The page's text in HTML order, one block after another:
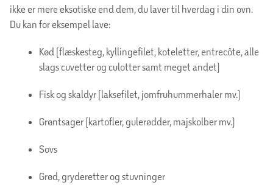
ikke er mere eksotiske end dem, du laver til hverdag i din ovn.
Du kan for eksempel lave:
Kød (flæskesteg, kyllingefilet, koteletter, entrecôte, alle
slags cuvetter og culotter samt meget andet)
Fisk og skaldyr (laksefilet, jomfruhummerhaler mv.)
Grøntsager (kartofler, gulerødder, majskolber mv.)
Sovs
Grød, gryderetter og stuvninger